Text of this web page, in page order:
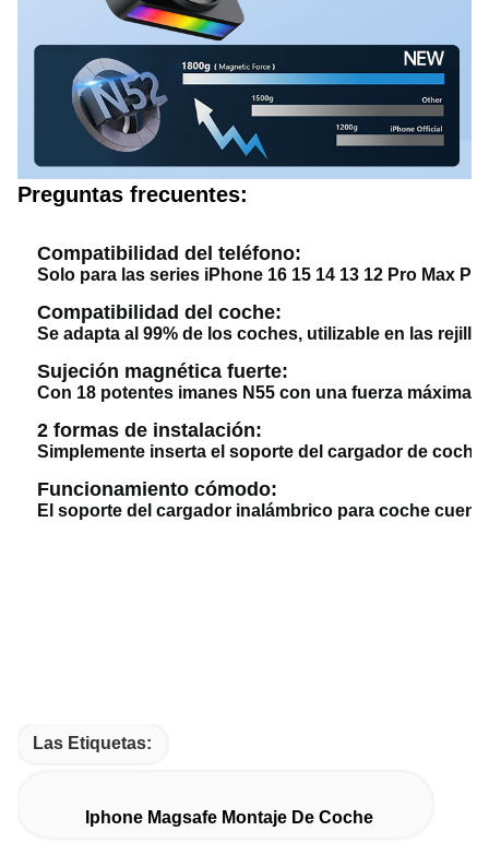
Preguntas frecuentes:
Compatibilidad del teléfono:
Solo para las series iPhone 16 15 14 13 12 Pro Max
Compatibilidad del coche:
Se adapta al 99% de los coches, utilizable en las
Sujeción magnética fuerte:
Con 18 potentes imanes N55 con una fuerza máxima
2 formas de instalación:
Simplemente inserta el soporte del cargador de
Funcionamiento cómodo:
El soporte del cargador inalámbrico para coche
Las Etiquetas:
Iphone Magsafe Montaje De Coche